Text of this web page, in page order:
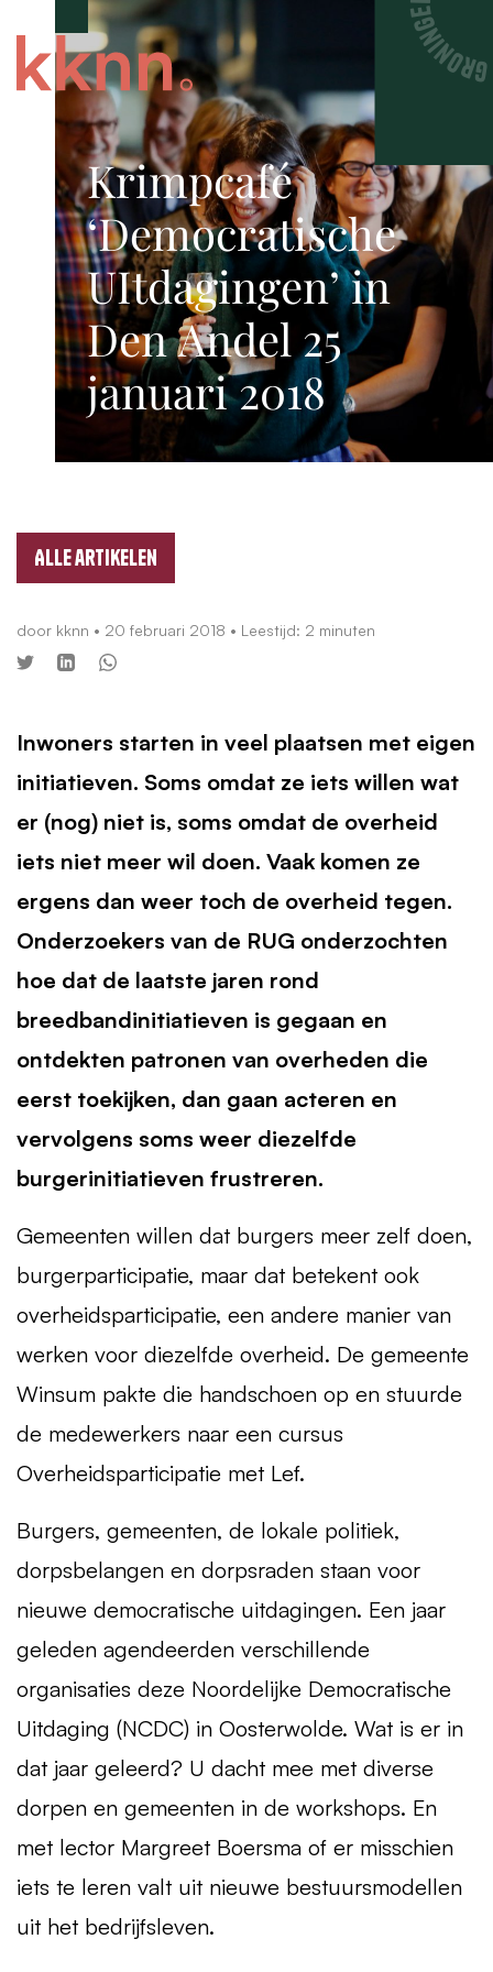
Krimpcafé
‘Democratische
UItdagingen’ in
Den Andel 25
januari 2018
Alle artikelen
door kknn • 20 februari 2018 • Leestijd: 2 minuten
Inwoners starten in veel plaatsen met eigen
initiatieven. Soms omdat ze iets willen wat
er (nog) niet is, soms omdat de overheid
iets niet meer wil doen. Vaak komen ze
ergens dan weer toch de overheid tegen.
Onderzoekers van de RUG onderzochten
hoe dat de laatste jaren rond
breedbandinitiatieven is gegaan en
ontdekten patronen van overheden die
eerst toekijken, dan gaan acteren en
vervolgens soms weer diezelfde
burgerinitiatieven frustreren.
Gemeenten willen dat burgers meer zelf doen,
burgerparticipatie, maar dat betekent ook
overheidsparticipatie, een andere manier van
werken voor diezelfde overheid. De gemeente
Winsum pakte die handschoen op en stuurde
de medewerkers naar een cursus
Overheidsparticipatie met Lef.
Burgers, gemeenten, de lokale politiek,
dorpsbelangen en dorpsraden staan voor
nieuwe democratische uitdagingen. Een jaar
geleden agendeerden verschillende
organisaties deze Noordelijke Democratische
Uitdaging (NCDC) in Oosterwolde. Wat is er in
dat jaar geleerd? U dacht mee met diverse
dorpen en gemeenten in de workshops. En
met lector Margreet Boersma of er misschien
iets te leren valt uit nieuwe bestuursmodellen
uit het bedrijfsleven.